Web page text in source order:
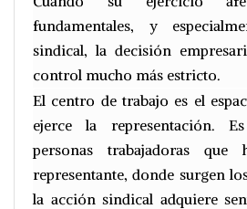
fundamentales, y
sindical, la decisión
control mucho más estricto.
El centro de trabajo es el
ejerce la representación.
personas trabajadoras
representante, donde surgen
la acción sindical adquiere